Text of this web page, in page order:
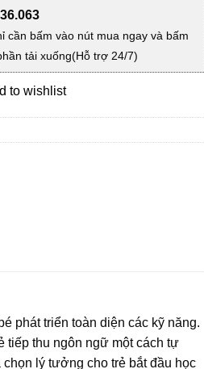
cần bấm vào nút mua ngay và bấm
tải xuống(Hỗ trợ 24/7)
to wishlist
phát triển toàn diện các kỹ năng.
tiếp thu ngôn ngữ một cách tự
lý tưởng cho trẻ bắt đầu học